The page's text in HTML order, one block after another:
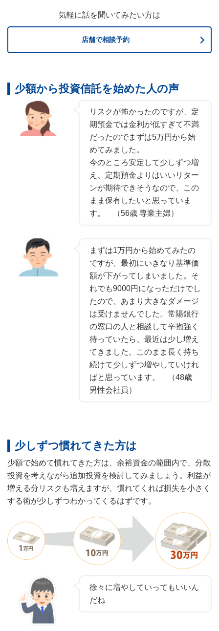
気軽に話を聞いてみたい方は
店舗で相談予約
少額から投資信託を始めた人の声
リスクが怖かったのですが、定
期預金では金利が低すぎて不満
だったのでまずは5万円から始
めてみました。
今のところ安定して少しずつ増
え、定期預金よりはいいリター
ンが期待できそうなので、この
まま保有したいと思っていま
す。 （56歳 専業主婦）
まずは1万円から始めてみたの
ですが、最初にいきなり基準価
額が下がってしまいました。そ
れでも9000円になっただけでし
たので、あまり大きなダメージ
は受けませんでした。常陽銀行
の窓口の人と相談して辛抱強く
待っていたら、最近は少し増え
てきました。このまま長く持ち
続けて少しずつ増やしていけれ
ばと思っています。 （48歳
男性会社員）
少しずつ慣れてきた方は
少額で始めて慣れてきた方は、余裕資金の範囲内で、分散
投資を考えながら追加投資を検討してみましょう。利益が
増える分リスクも増えますが、慣れてくれば損失を小さく
する術が少しずつわかってくるはずです。
徐々に増やしていってもいいん
だね